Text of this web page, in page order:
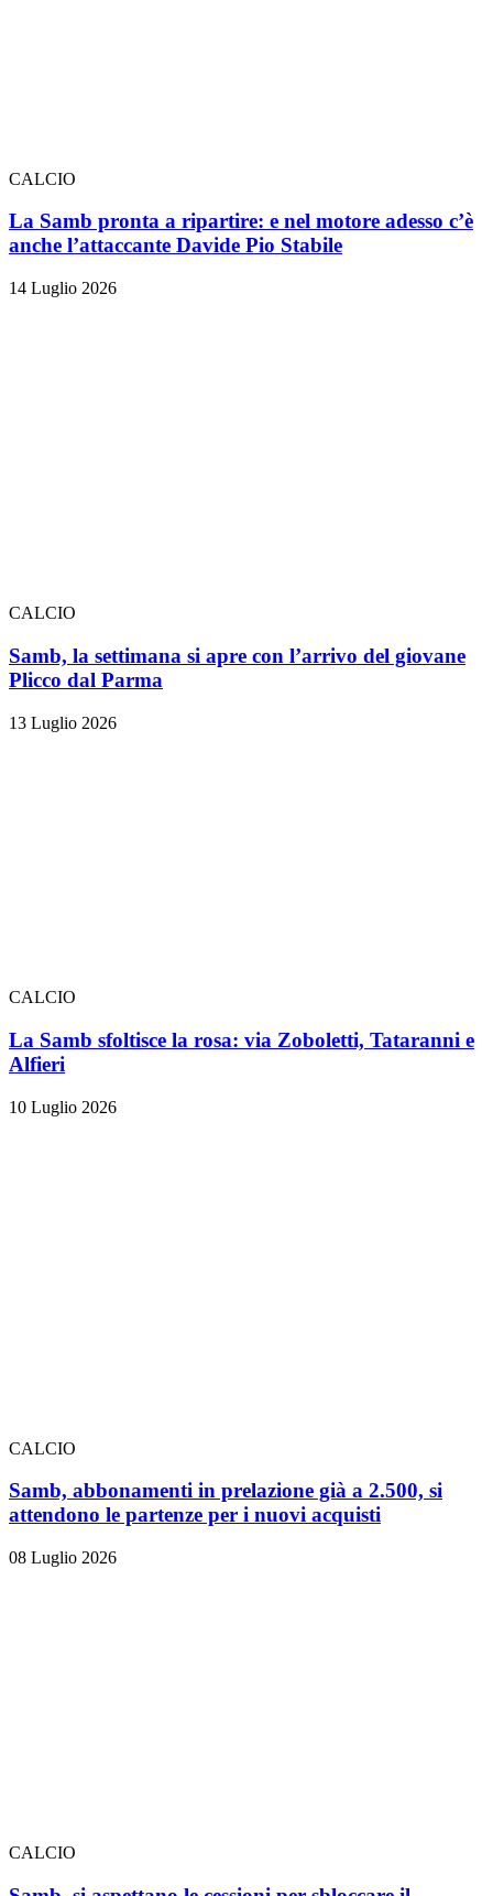
CALCIO
La Samb pronta a ripartire: e nel motore adesso c’è
anche l’attaccante Davide Pio Stabile
14 Luglio 2026
CALCIO
Samb, la settimana si apre con l’arrivo del giovane
Plicco dal Parma
13 Luglio 2026
CALCIO
La Samb sfoltisce la rosa: via Zoboletti, Tataranni e
Alfieri
10 Luglio 2026
CALCIO
Samb, abbonamenti in prelazione già a 2.500, si
attendono le partenze per i nuovi acquisti
08 Luglio 2026
CALCIO